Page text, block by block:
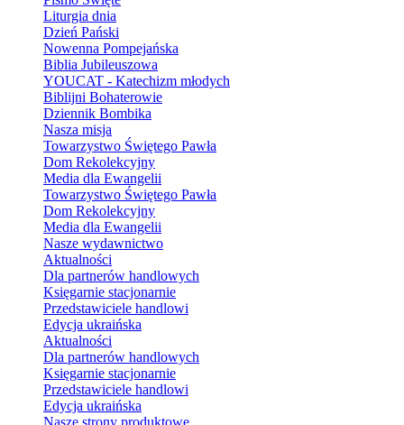
Liturgia dnia
Dzień Pański
Nowenna Pompejańska
Biblia Jubileuszowa
YOUCAT - Katechizm młodych
Biblijni Bohaterowie
Dziennik Bombika
Nasza misja
Towarzystwo Świętego Pawła
Dom Rekolekcyjny
Media dla Ewangelii
Towarzystwo Świętego Pawła
Dom Rekolekcyjny
Media dla Ewangelii
Nasze wydawnictwo
Aktualności
Dla partnerów handlowych
Księgarnie stacjonarnie
Przedstawiciele handlowi
Edycja ukraińska
Aktualności
Dla partnerów handlowych
Księgarnie stacjonarnie
Przedstawiciele handlowi
Edycja ukraińska
Nasze strony produktowe